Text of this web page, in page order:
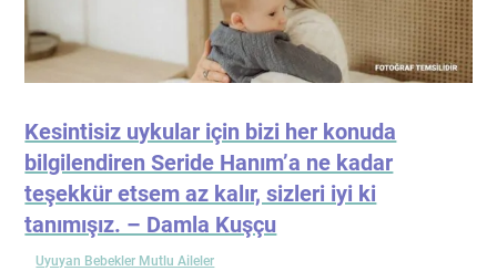
Kesintisiz uykular için bizi her konuda
bilgilendiren Seride Hanım’a ne kadar
teşekkür etsem az kalır, sizleri iyi ki
tanımışız. – Damla Kuşçu
Uyuyan Bebekler Mutlu Aileler